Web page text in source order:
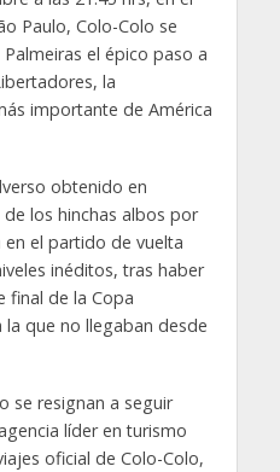
Paulo, Colo-Colo se
el épico paso a
la
importante de América
obtenido en
los hinchas albos por
el partido de vuelta
inéditos, tras haber
final de la Copa
que no llegaban desde
se resignan a seguir
líder en turismo
oficial de Colo-Colo,